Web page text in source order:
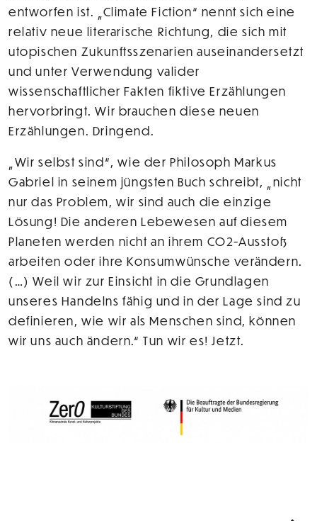
entworfen ist. „Climate Fiction“ nennt sich eine
relativ neue literarische Richtung, die sich mit
utopischen Zukunftsszenarien auseinandersetzt
und unter Verwendung valider
wissenschaftlicher Fakten fiktive Erzählungen
hervorbringt. Wir brauchen diese neuen
Erzählungen. Dringend.
„Wir selbst sind“, wie der Philosoph Markus
Gabriel in seinem jüngsten Buch schreibt, „nicht
nur das Problem, wir sind auch die einzige
Lösung! Die anderen Lebewesen auf diesem
Planeten werden nicht an ihrem CO2-Ausstoß
arbeiten oder ihre Konsumwünsche verändern.
(…) Weil wir zur Einsicht in die Grundlagen
unseres Handelns fähig und in der Lage sind zu
definieren, wie wir als Menschen sind, können
wir uns auch ändern.“ Tun wir es! Jetzt.